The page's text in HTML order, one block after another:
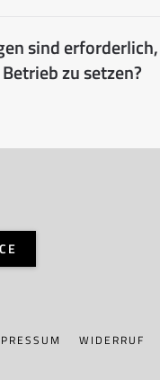
sind
zu setzen?
WIDERRUF